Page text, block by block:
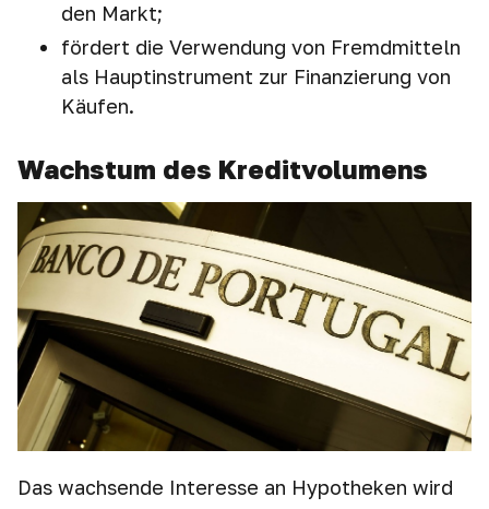
den Markt;
fördert die Verwendung von Fremdmitteln
als Hauptinstrument zur Finanzierung von
Käufen.
Wachstum des Kreditvolumens
Das wachsende Interesse an Hypotheken wird